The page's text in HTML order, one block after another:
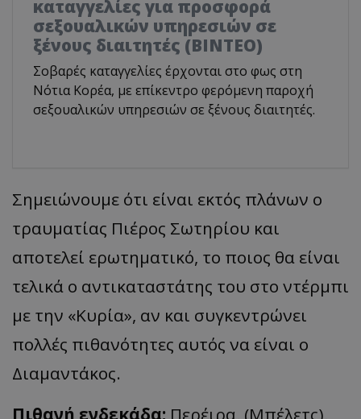
καταγγελίες για προσφορά
σεξουαλικών υπηρεσιών σε
ξένους διαιτητές (BINTEO)
Σοβαρές καταγγελίες έρχονται στο φως στη
Νότια Κορέα, με επίκεντρο φερόμενη παροχή
σεξουαλικών υπηρεσιών σε ξένους διαιτητές.
Σημειώνουμε ότι είναι εκτός πλάνων ο
τραυματίας Πιέρος Σωτηρίου και
αποτελεί ερωτηματικό, το ποιος θα είναι
τελικά ο αντικαταστάτης του στο ντέρμπι
με την «Κυρία», αν και συγκεντρώνει
πολλές πιθανότητες αυτός να είναι ο
Διαμαντάκος.
Πιθανή ενδεκάδα: Περέιρα, (Μπέλετς),